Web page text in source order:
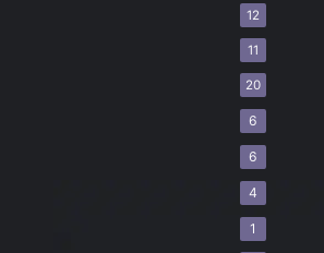
12
11
20
6
6
4
1